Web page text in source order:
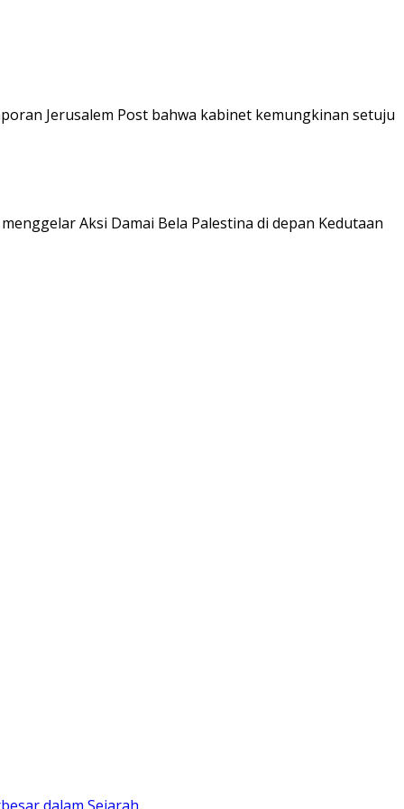
Jerusalem Post bahwa kabinet kemungkinan setuju
Aksi Damai Bela Palestina di depan Kedutaan